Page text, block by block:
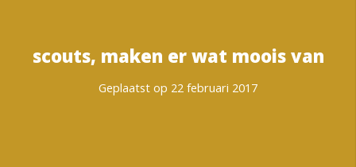
scouts, maken er wat moois van
Geplaatst op 22 februari 2017